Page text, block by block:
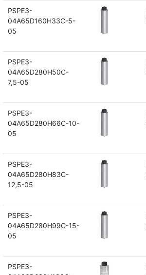
PSPE3-
04A65D160H33C-5-
05
PSPE3-
04A65D280H50C-
7,5-05
PSPE3-
04A65D280H66C-10-
05
PSPE3-
04A65D280H83C-
12,5-05
PSPE3-
04A65D280H99C-15-
05
PSPE3-